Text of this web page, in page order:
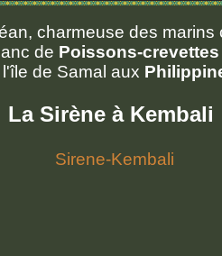
charmeuse des marins
de Poissons-crevettes
de Samal aux
La Sirène à Kembali